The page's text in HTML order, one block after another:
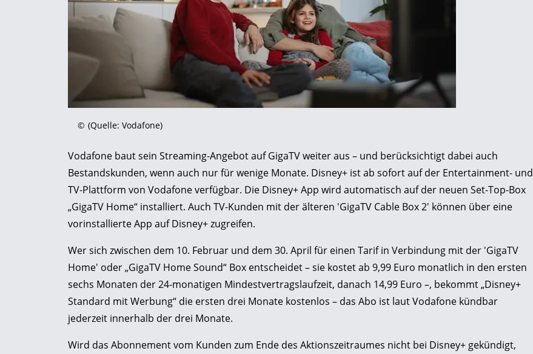
© (Quelle: Vodafone)
Vodafone baut sein Streaming-Angebot auf GigaTV weiter aus – und berücksichtigt dabei auch
Bestandskunden, wenn auch nur für wenige Monate. Disney+ ist ab sofort auf der Entertainment- und
TV-Plattform von Vodafone verfügbar. Die Disney+ App wird automatisch auf der neuen Set-Top-Box
„GigaTV Home“ installiert. Auch TV-Kunden mit der älteren 'GigaTV Cable Box 2' können über eine
vorinstallierte App auf Disney+ zugreifen.
Wer sich zwischen dem 10. Februar und dem 30. April für einen Tarif in Verbindung mit der 'GigaTV
Home' oder „GigaTV Home Sound“ Box entscheidet – sie kostet ab 9,99 Euro monatlich in den ersten
sechs Monaten der 24-monatigen Mindestvertragslaufzeit, danach 14,99 Euro –, bekommt „Disney+
Standard mit Werbung“ die ersten drei Monate kostenlos – das Abo ist laut Vodafone kündbar
jederzeit innerhalb der drei Monate.
Wird das Abonnement vom Kunden zum Ende des Aktionszeitraumes nicht bei Disney+ gekündigt,